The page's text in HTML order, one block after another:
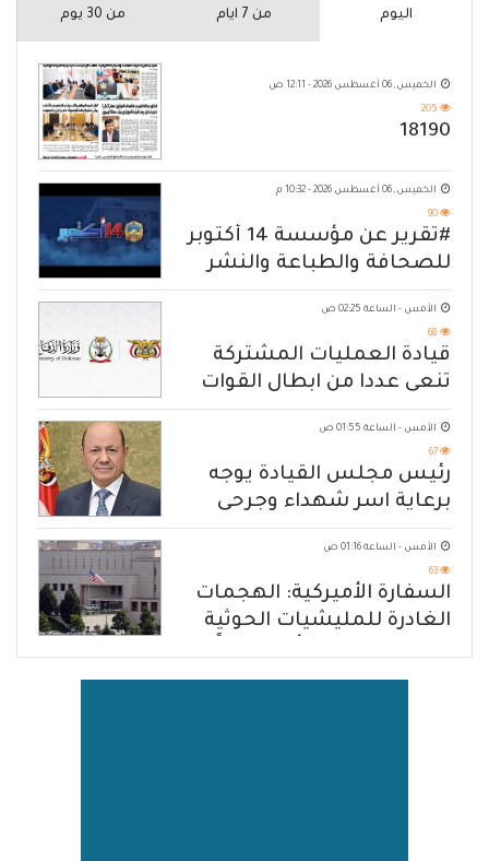
اليوم من 7 ايام من 30 يوم
الخميس, 06 أغسطس 2026 - 12:11 ص
205
18190
الخميس, 06 أغسطس 2026 - 10:32 م
90
#تقرير عن مؤسسة 14 أكتوبر
للصحافة والطباعة والنشر
الأمس - الساعة 02:25 ص
68
قيادة العمليات المشتركة
تنعى عددا من ابطال القوات
المسلحة
الأمس - الساعة 01:55 ص
67
رئيس مجلس القيادة يوجه
برعاية اسر شهداء وجرحى
الهجوم الإرهابي الحوثي والرد
الحازم على مصدر التهديد
الأمس - الساعة 01:16 ص
63
السفارة الأميركية: الهجمات
الغادرة للمليشيات الحوثية
بحق الشعب اليمني